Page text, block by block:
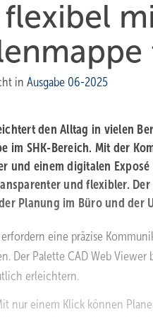
in Ausgabe 06-2025
den Alltag in vielen
im SHK-Bereich. Mit der
und einem digitalen
und flexibler.
Planung im Büro und der
erfordern eine präzise
Der Palette CAD Web
erleichtern.
nur einem Klick können